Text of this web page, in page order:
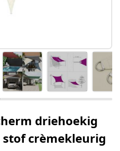
driehoekig
crèmekleurig